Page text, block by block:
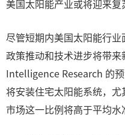
美国太阳能产业或将迎来复
尽管短期内美国太阳能行业
政策推动和技术进步将带
Intelligence Research 的
将安装住宅太阳能系统，
市场这一比例将高于平均水